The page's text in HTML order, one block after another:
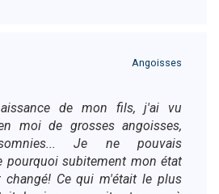
Angoisses
de mon fils, j'ai vu
moi de grosses angoisses,
Je ne pouvais
pourquoi subitement mon état
changé! Ce qui m'était le plus